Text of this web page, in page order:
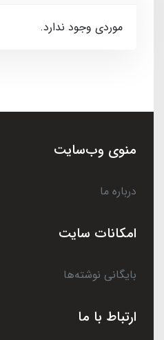
موردی وجود ندارد.
منوی وب‌سایت
درباره ما
امکانات سایت
بایگانی نوشته‌ها
ارتباط با ما